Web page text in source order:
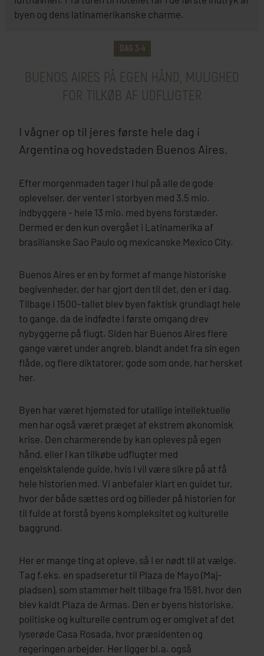
byen og dens latinamerikanske charme.
DAG 3-4
BUENOS AIRES PÅ EGEN HÅND, MULIGHED
FOR TILKØB AF UDFLUGTER
I vågner op til jeres første hele dag i
Argentina og hovedstaden Buenos Aires.
Efter morgenmaden tager I hul på alle de gode
oplevelser, der venter i storbyen med 3,5 mio.
indbyggere - hele 13 mio. med byens forstæder.
Dermed er den kun overgået i Latinamerika af
brasilianske Sao Paulo og mexicanske Mexico City.
Buenos Aires er en by formet af mange historiske
begivenheder, der har gjort den til det, den er i dag.
Tilbage i 1500-tallet blev byen faktisk grundlagt hele
to gange, da de indfødte i første omgang drev
nybyggerne på flugt. Siden har Buenos Aires flere
gange været under angreb, blandt andet fra sin egen
flåde, og flere diktatorer, gode som onde, har hersket
her.
Byen har været hjemsted for utallige intellektuelle
men har også været præget af ekstrem økonomisk
krise. Den charmerende by kan opleves på egen
hånd, eller I kan tilkøbe udflugter med
engelsktalende guide, hvis I vil være sikre på at få
hele historien med. Vi anbefaler klart en guidet tur,
hvor der både sættes ord og billeder på historien for
til fulde at forstå byens kompleksitet og kulturelle
baggrund.
Her er mange ting at opleve, så I er nødt til at vælge.
Tag f.eks. en spadseretur til Plaza de Mayo (Maj-
pladsen), som stammer helt tilbage fra 1581, hvor den
blev kaldt Plaza de Armas. Den er byens historiske,
politiske og kulturelle centrum og er omgivet af det
lyserøde Casa Rosada, hvor præsidenten og
regeringen arbejder. Her ligger bl.a. også